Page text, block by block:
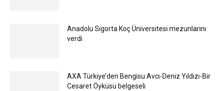
Anadolu Sigorta Koç Üniversitesi mezunlarını
verdi
AXA Türkiye’den Bengisu Avcı-Deniz Yıldızı-Bir
Cesaret Öyküsü belgeseli